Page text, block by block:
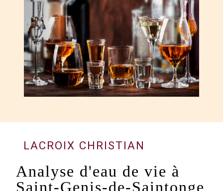
LACROIX CHRISTIAN
Analyse d'eau de vie à
Saint-Genis-de-Saintonge